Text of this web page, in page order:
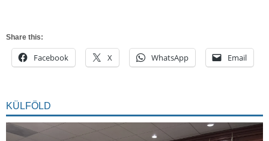
Share this:
Facebook X WhatsApp Email
KÜLFÖLD